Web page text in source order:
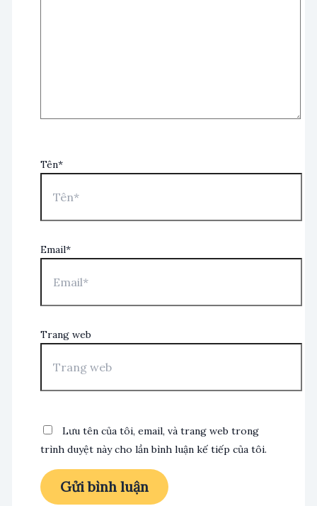
Tên*
Email*
Trang web
Lưu tên của tôi, email, và trang web trong
trình duyệt này cho lần bình luận kế tiếp của tôi.